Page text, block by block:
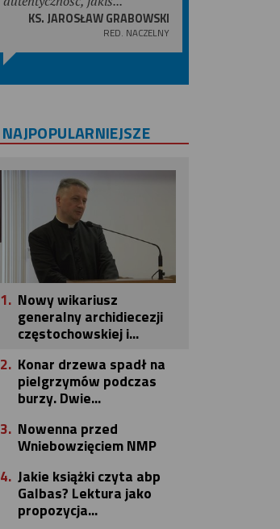
KS. JAROSŁAW GRABOWSKI
RED. NACZELNY
NAJPOPULARNIEJSZE
1. Nowy wikariusz
generalny archidiecezji
częstochowskiej i...
2. Konar drzewa spadł na
pielgrzymów podczas
burzy. Dwie...
3. Nowenna przed
Wniebowzięciem NMP
4. Jakie książki czyta abp
Galbas? Lektura jako
propozycja...